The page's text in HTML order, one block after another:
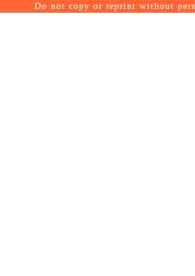
Do not copy or reprint without